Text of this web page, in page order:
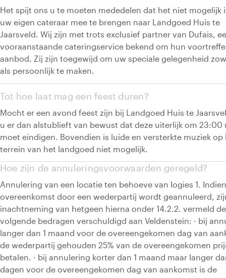
Het spijt ons u te moeten mededelen dat het niet mogelijk
uw eigen cateraar mee te brengen naar Landgoed Huis te
Jaarsveld. Wij zijn met trots exclusief partner van Dufais,
vooraanstaande cateringservice bekend om hun
aanbod. Zij zijn toegewijd om uw speciale gelegenheid
als persoonlijk te maken.
Tot hoe laat mag een feest duren?
Mocht er een avond feest zijn bij Landgoed Huis te
u er dan alstublieft van bewust dat deze uiterlijk om 23:00
moet eindigen. Bovendien is luide en versterkte muziek op
terrein van het landgoed niet mogelijk.
Hoe zijn de annuleringsvoorwaarden geregeld?
Annulering van een locatie ten behoeve van logies 1.
overeenkomst door een wederpartij wordt geannuleerd,
inachtneming van hetgeen hierna onder 14.2.2. vermeld de
volgende bedragen verschuldigd aan Veldenstein: · bij
langer dan 1 maand voor de overeengekomen dag van
de wederpartij gehouden 25% van de overeengekomen
betalen. · bij annulering korter dan 1 maand maar langer
dagen voor de overeengekomen dag van aankomst is de